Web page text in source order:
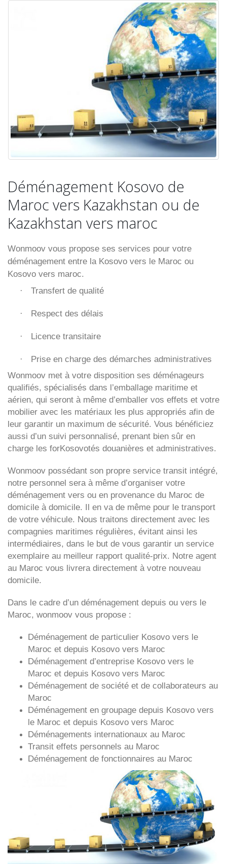
Déménagement Kosovo de
Maroc vers Kazakhstan ou de
Kazakhstan vers maroc
Wonmoov vous propose ses services pour votre
déménagement entre la Kosovo vers le Maroc ou
Kosovo vers maroc.
· Transfert de qualité
· Respect des délais
· Licence transitaire
·
Prise en charge des démarches administratives
Wonmoov met à votre disposition ses déménageurs
qualifiés, spécialisés dans l’emballage maritime et
aérien, qui seront à même d’emballer vos effets et votre
mobilier avec les matériaux les plus appropriés afin de
leur garantir un maximum de sécurité. Vous bénéficiez
aussi d’un suivi personnalisé, prenant bien sûr en
charge les forKosovotés douanières et administratives.
Wonmoov possédant son propre service transit intégré,
notre personnel sera à même d’organiser votre
déménagement vers ou en provenance du Maroc de
domicile à domicile. Il en va de même pour le transport
de votre véhicule. Nous traitons directement avec les
compagnies maritimes régulières, évitant ainsi les
intermédiaires, dans le but de vous garantir un service
exemplaire au meilleur rapport qualité-prix. Notre agent
au Maroc vous livrera directement à votre nouveau
domicile.
Dans le cadre d’un déménagement depuis ou vers le
Maroc, wonmoov vous propose :
Déménagement de particulier Kosovo vers le
Maroc et depuis Kosovo vers Maroc
Déménagement d’entreprise Kosovo vers le
Maroc et depuis Kosovo vers Maroc
Déménagement de société et de collaborateurs au
Maroc
Déménagement en groupage depuis Kosovo vers
le Maroc et depuis Kosovo vers Maroc
Déménagements internationaux au Maroc
Transit effets personnels au Maroc
Déménagement de fonctionnaires au Maroc